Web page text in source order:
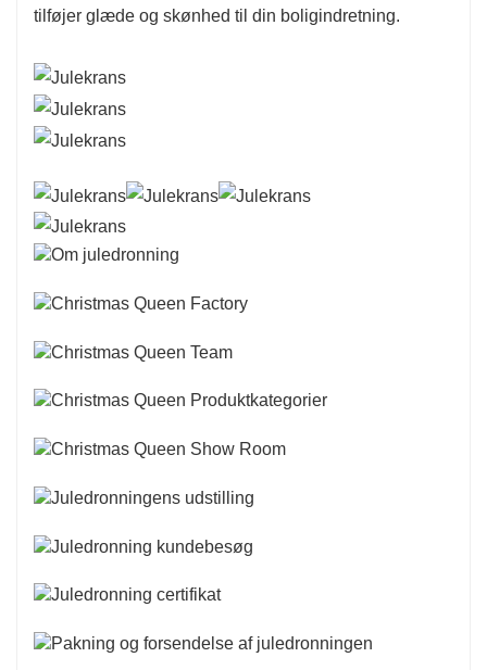
tilføjer glæde og skønhed til din boligindretning.